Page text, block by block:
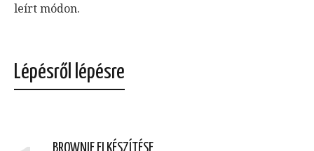
leírt módon.
Lépésről lépésre